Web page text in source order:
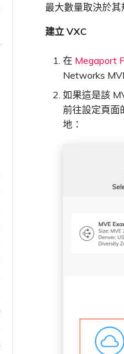
最大數量取決於
建立 VXC
在 Megaport
Networks
如果這是該
前往設定頁面
地：